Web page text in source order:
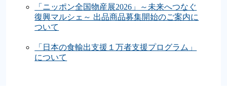
「ニッポン全国物産展2026」～未来へつなぐ
復興マルシェ～ 出品商品募集開始のご案内に
ついて
「日本の食輸出支援１万者支援プログラム」
について